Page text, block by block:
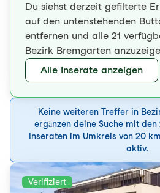
Du siehst derzeit gefilterte
auf den untenstehenden
entfernen und alle 21
Bezirk Bremgarten
Alle Inserate anzeigen
Keine weiteren Treffer in
ergänzen deine Suche mit
Inseraten im Umkreis von 20
aktiv.
Verifiziert